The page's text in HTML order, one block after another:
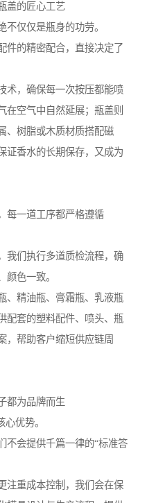
盖的匠心工艺
不仅仅是瓶身的功劳。
件的精密配合，直接决定了
术，确保每一次按压都能喷
在空气中自然延展；瓶盖则
、树脂或木质材质搭配磁
证香水的长期保存，又成为
每一道工序都严格遵循
我们执行多道质检流程，确
颜色一致。
、精油瓶、膏霜瓶、乳液瓶
配套的塑料配件、喷头、瓶
，帮助客户缩短供应链周
都为品牌而生
优势。
不会提供千篇一律的“标准答
注重成本控制，我们会在保